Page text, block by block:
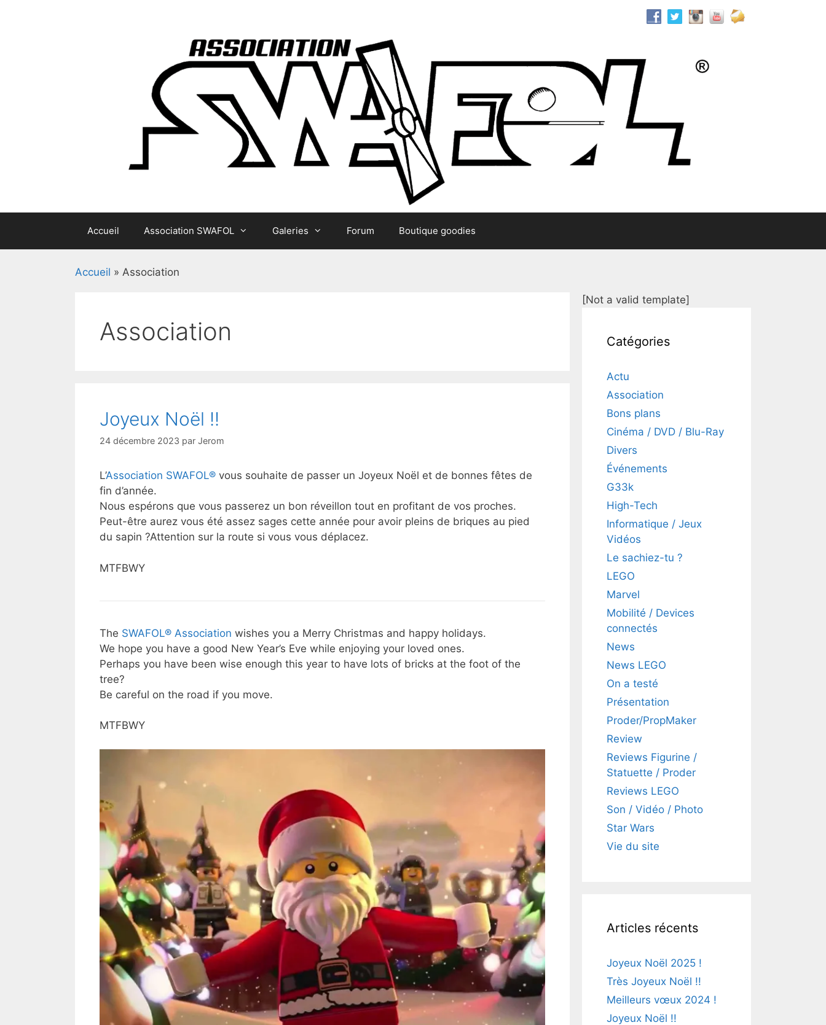
Accueil Association SWAFOL Galeries Forum Boutique goodies
Accueil » Association
Association
Joyeux Noël !!
24 décembre 2023 par Jerom
L’Association SWAFOL® vous souhaite de passer un Joyeux Noël et de bonnes fêtes de
fin d’année.
Nous espérons que vous passerez un bon réveillon tout en profitant de vos proches.
Peut-être aurez vous été assez sages cette année pour avoir pleins de briques au pied
du sapin ?Attention sur la route si vous vous déplacez.
MTFBWY
The SWAFOL® Association wishes you a Merry Christmas and happy holidays.
We hope you have a good New Year’s Eve while enjoying your loved ones.
Perhaps you have been wise enough this year to have lots of bricks at the foot of the
tree?
Be careful on the road if you move.
MTFBWY
[Not a valid template]
Catégories
Actu
Association
Bons plans
Cinéma / DVD / Blu-Ray
Divers
Événements
G33k
High-Tech
Informatique / Jeux
Vidéos
Le sachiez-tu ?
LEGO
Marvel
Mobilité / Devices
connectés
News
News LEGO
On a testé
Présentation
Proder/PropMaker
Review
Reviews Figurine /
Statuette / Proder
Reviews LEGO
Son / Vidéo / Photo
Star Wars
Vie du site
Articles récents
Joyeux Noël 2025 !
Très Joyeux Noël !!
Meilleurs vœux 2024 !
Joyeux Noël !!